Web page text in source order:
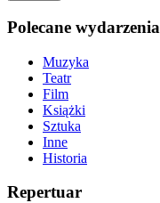
Polecane wydarzenia
Muzyka
Teatr
Film
Książki
Sztuka
Inne
Historia
Repertuar